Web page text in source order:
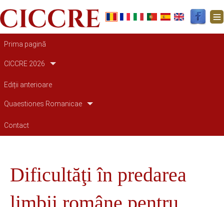
Main navigation
Prima pagină
CICCRE 2026
Ediții anterioare
Quaestiones Romanicae
Contact
Dificultăţi în predarea